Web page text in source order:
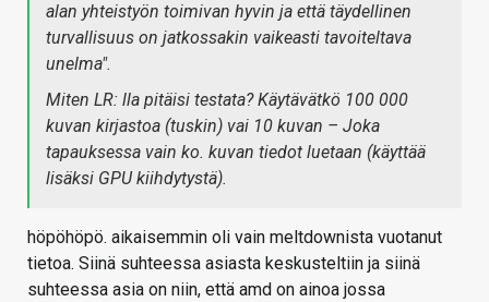
alan yhteistyön toimivan hyvin ja että täydellinen
turvallisuus on jatkossakin vaikeasti tavoiteltava
unelma".
Miten LR: lla pitäisi testata? Käytävätkö 100 000
kuvan kirjastoa (tuskin) vai 10 kuvan – Joka
tapauksessa vain ko. kuvan tiedot luetaan (käyttää
lisäksi GPU kiihdytystä).
höpöhöpö. aikaisemmin oli vain meltdownista vuotanut
tietoa. Siinä suhteessa asiasta keskusteltiin ja siinä
suhteessa asia on niin, että amd on ainoa jossa